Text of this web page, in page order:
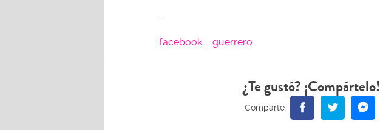
facebook guerrero
¿Te gustó? ¡Compártelo!